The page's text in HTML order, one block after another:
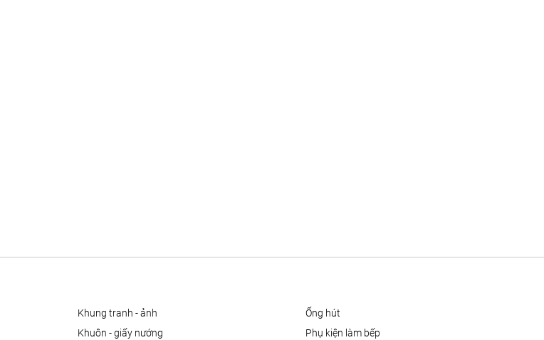
khung tranh - ảnh
khuôn - giấy nướng
ống hút
phụ kiện làm bếp